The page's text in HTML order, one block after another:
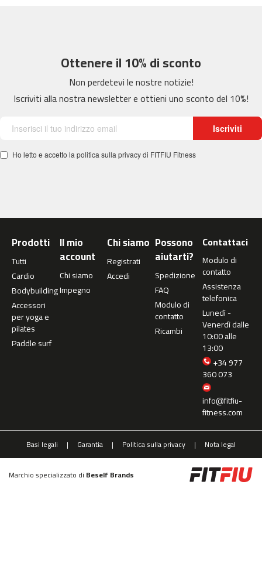
0
m
-
6
C
i
n
t
a
r
M
C
5
Ottenere il 10% di sconto
Non perdetevi le nostre notizie!
Iscriviti alla nostra newsletter e ottieni uno sconto del 10%!
Iscriviti
Ho letto e accetto la politica sulla privacy di FITFIU Fitness
Prodotti
Tutti
Cardio
Bodybuilding
Accessori
per yoga e
pilates
Paddle surf
Il mio
account
Chi siamo
Impegno
Chi siamo
Registrati
Accedi
Possono
aiutarti?
Spedizione
FAQ
Modulo di
contatto
Ricambi
Contattaci
Modulo di
contatto
Assistenza
telefonica
Lunedì -
Venerdì dalle
10:00 alle
13:00
+34 977
360 073
info@fitfiu-
fitness.com
Basi legali Garantia Politica sulla privacy Nota legal
Marchio specializzato di Beself Brands